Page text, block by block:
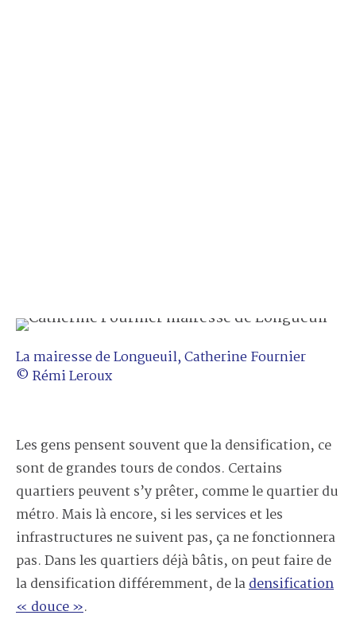
La mairesse de Longueuil, Catherine Fournier
© Rémi Leroux
Les gens pensent souvent que la densification, ce
sont de grandes tours de condos. Certains
quartiers peuvent s’y prêter, comme le quartier du
métro. Mais là encore, si les services et les
infrastructures ne suivent pas, ça ne fonctionnera
pas. Dans les quartiers déjà bâtis, on peut faire de
la densification différemment, de ladensification
« douce ».